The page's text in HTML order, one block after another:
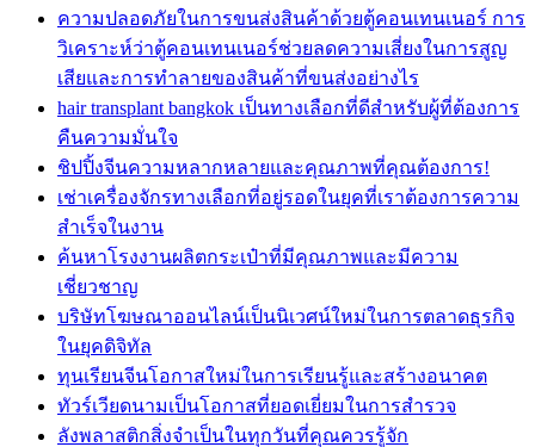
ความปลอดภัยในการขนส่งสินค้าด้วยตู้คอนเทนเนอร์ การ
วิเคราะห์ว่าตู้คอนเทนเนอร์ช่วยลดความเสี่ยงในการสูญ
เสียและการทำลายของสินค้าที่ขนส่งอย่างไร
hair transplant bangkok เป็นทางเลือกที่ดีสำหรับผู้ที่ต้องการ
คืนความมั่นใจ
ชิปปิ้งจีนความหลากหลายและคุณภาพที่คุณต้องการ!
เช่าเครื่องจักรทางเลือกที่อยู่รอดในยุคที่เราต้องการความ
สำเร็จในงาน
ค้นหาโรงงานผลิตกระเป๋าที่มีคุณภาพและมีความ
เชี่ยวชาญ
บริษัทโฆษณาออนไลน์เป็นนิเวศน์ใหม่ในการตลาดธุรกิจ
ในยุคดิจิทัล
ทุนเรียนจีนโอกาสใหม่ในการเรียนรู้และสร้างอนาคต
ทัวร์เวียดนามเป็นโอกาสที่ยอดเยี่ยมในการสำรวจ
ลังพลาสติกสิ่งจำเป็นในทุกวันที่คุณควรรู้จัก